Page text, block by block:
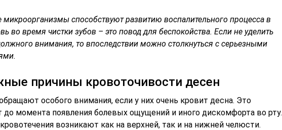
микроорганизмы способствуют развитию воспалительного процесса в
во время чистки зубов – это повод для беспокойства. Если не уделить
внимания, то впоследствии можно столкнуться с серьезными
причины кровоточивости десен
особого внимания, если у них очень кровит десна. Это
до момента появления болевых ощущений и иного дискомфорта во рту.
возникают как на верхней, так и на нижней челюсти.